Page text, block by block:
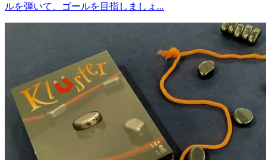
ルを弾いて、ゴールを目指しましょ...